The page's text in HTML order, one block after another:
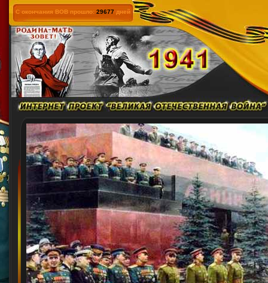
С окончания ВОВ прошло: 29677 дней